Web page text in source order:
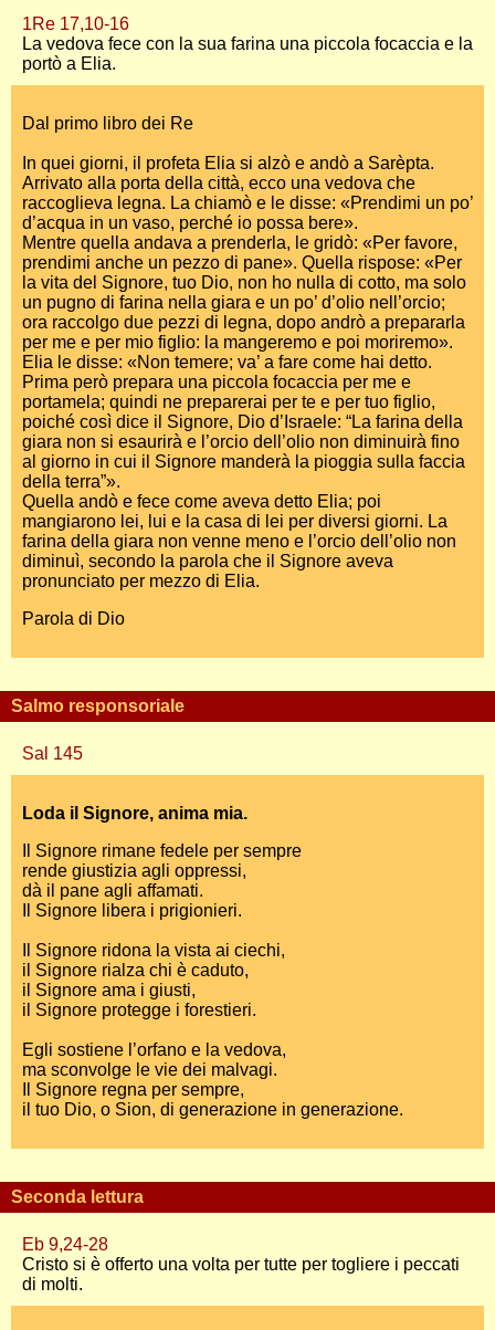
1Re 17,10-16
La vedova fece con la sua farina una piccola focaccia e la
portò a Elia.
Dal primo libro dei Re
In quei giorni, il profeta Elia si alzò e andò a Sarèpta.
Arrivato alla porta della città, ecco una vedova che
raccoglieva legna. La chiamò e le disse: «Prendimi un po’
d’acqua in un vaso, perché io possa bere».
Mentre quella andava a prenderla, le gridò: «Per favore,
prendimi anche un pezzo di pane». Quella rispose: «Per
la vita del Signore, tuo Dio, non ho nulla di cotto, ma solo
un pugno di farina nella giara e un po’ d’olio nell’orcio;
ora raccolgo due pezzi di legna, dopo andrò a prepararla
per me e per mio figlio: la mangeremo e poi moriremo».
Elia le disse: «Non temere; va’ a fare come hai detto.
Prima però prepara una piccola focaccia per me e
portamela; quindi ne preparerai per te e per tuo figlio,
poiché così dice il Signore, Dio d’Israele: “La farina della
giara non si esaurirà e l’orcio dell’olio non diminuirà fino
al giorno in cui il Signore manderà la pioggia sulla faccia
della terra”».
Quella andò e fece come aveva detto Elia; poi
mangiarono lei, lui e la casa di lei per diversi giorni. La
farina della giara non venne meno e l’orcio dell’olio non
diminuì, secondo la parola che il Signore aveva
pronunciato per mezzo di Elia.
Parola di Dio
Salmo responsoriale
Sal 145
Loda il Signore, anima mia.
Il Signore rimane fedele per sempre
rende giustizia agli oppressi,
dà il pane agli affamati.
Il Signore libera i prigionieri.
Il Signore ridona la vista ai ciechi,
il Signore rialza chi è caduto,
il Signore ama i giusti,
il Signore protegge i forestieri.
Egli sostiene l’orfano e la vedova,
ma sconvolge le vie dei malvagi.
Il Signore regna per sempre,
il tuo Dio, o Sion, di generazione in generazione.
Seconda lettura
Eb 9,24-28
Cristo si è offerto una volta per tutte per togliere i peccati
di molti.